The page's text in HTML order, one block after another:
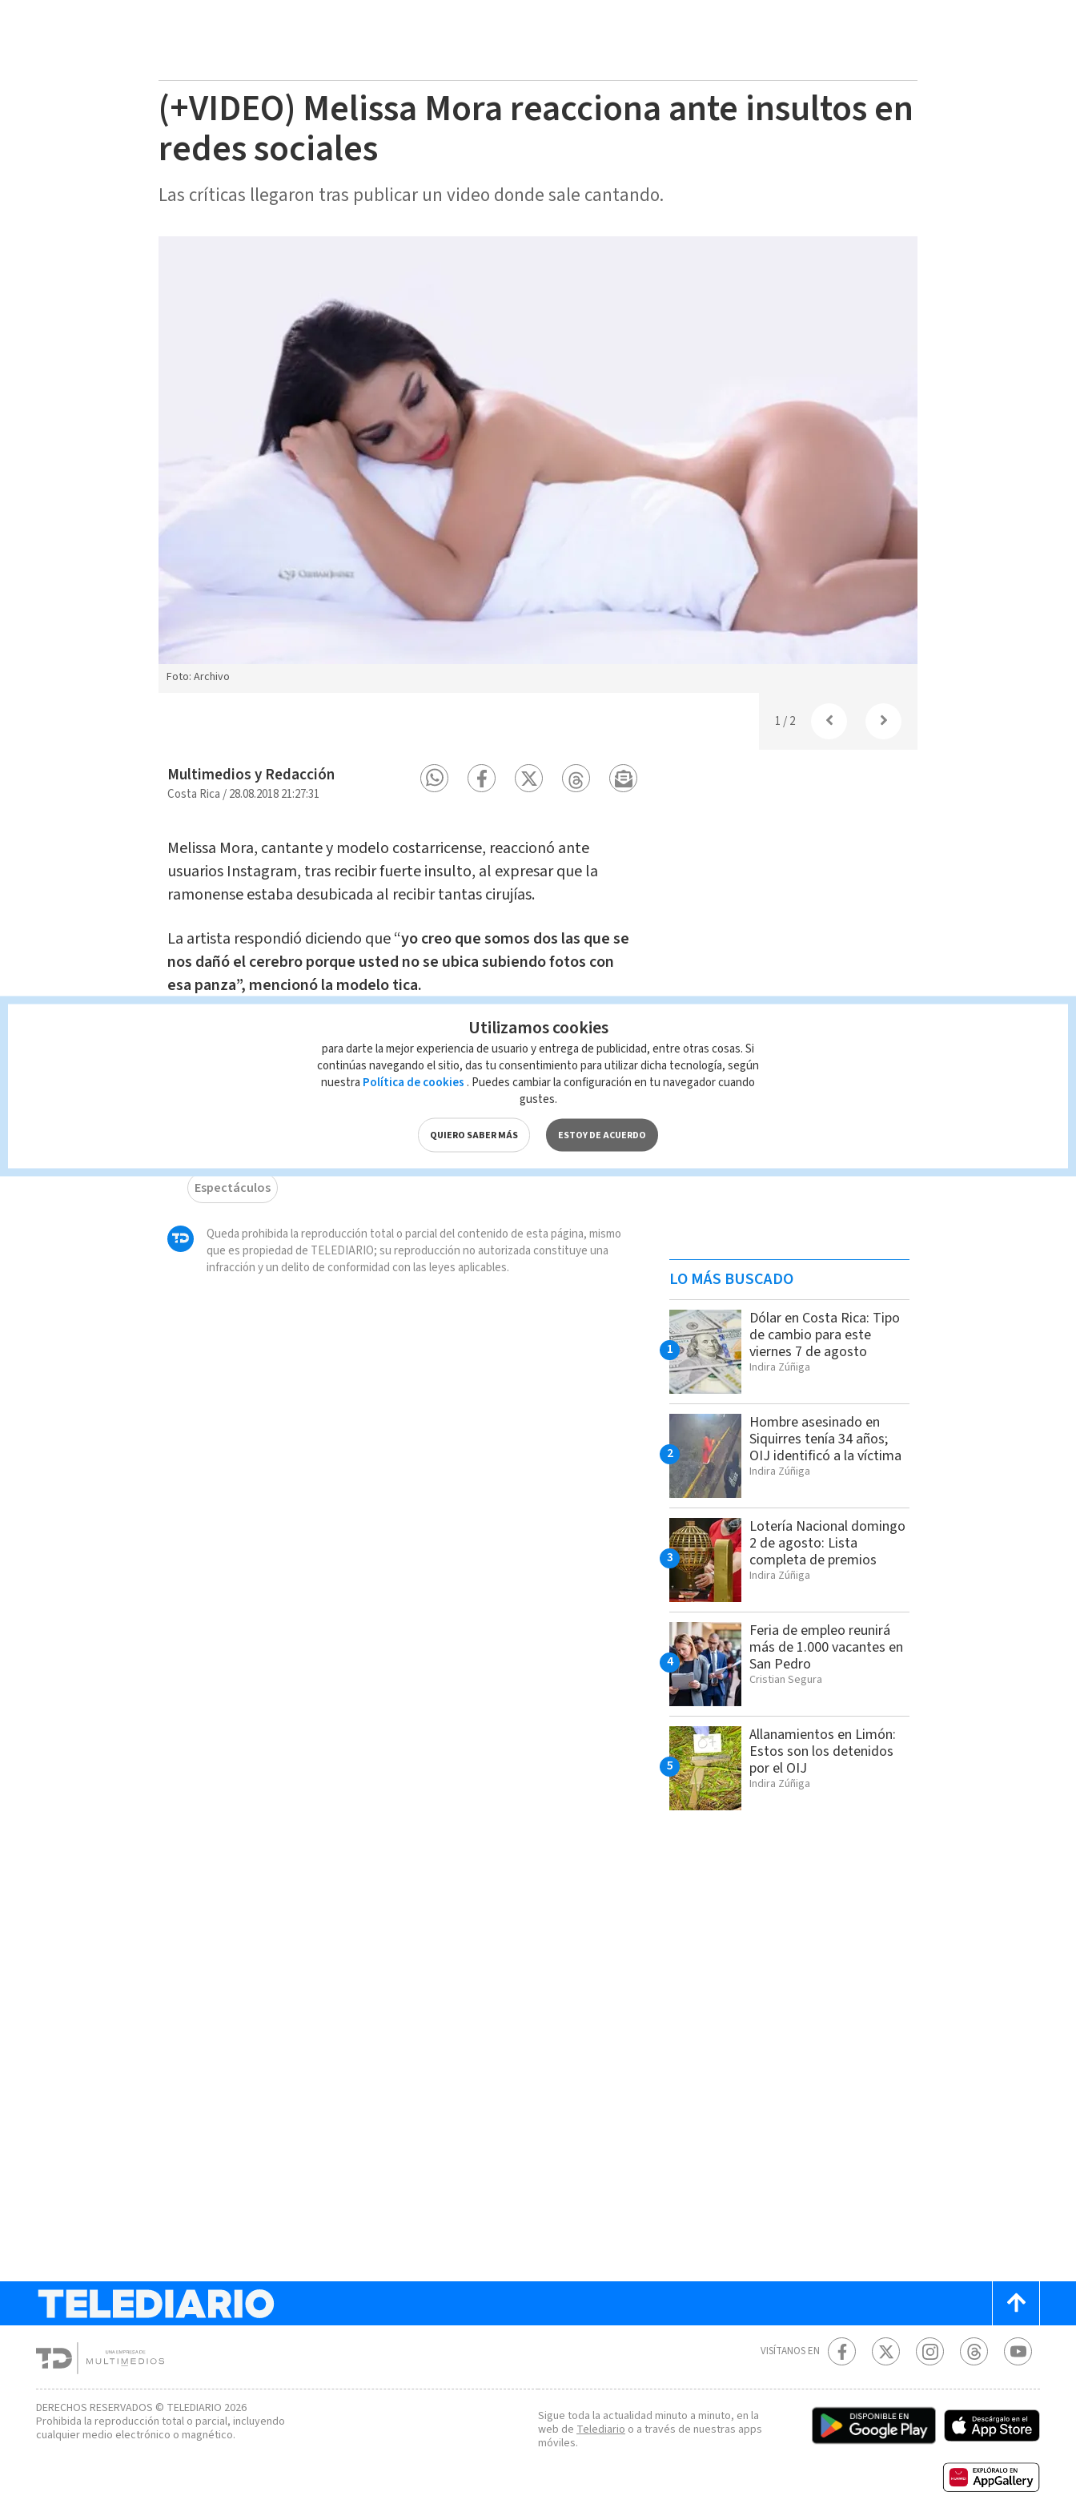
(+VIDEO) Melissa Mora reacciona ante insultos en
redes sociales
Las críticas llegaron tras publicar un video donde sale cantando.
Foto: Archivo
1 /2
Multimedios y Redacción
Costa Rica/28.08.2018 21:27:31
Melissa Mora, cantante y modelo costarricense, reaccionó ante
usuarios Instagram, tras recibir fuerte insulto, al expresar que la
ramonense estaba desubicada al recibir tantas cirujías.
La artista respondió diciendo que “yo creo que somos dos las que se
nos dañó el cerebro porque usted no se ubica subiendo fotos con
esa panza”, mencionó la modelo tica.
(+VIDEO) Melissa Mora sorprendió en las
redes con este tema
Espectáculos
Queda prohibida la reproducción total o parcial del contenido de esta página, mismo
que es propiedad de TELEDIARIO; su reproducción no autorizada constituye una
infracción y un delito de conformidad con las leyes aplicables.
LO MÁS BUSCADO
Dólar en Costa Rica: Tipo
de cambio para este
viernes 7 de agosto
Indira Zúñiga
Hombre asesinado en
Siquirres tenía 34 años;
OIJ identificó a la víctima
Indira Zúñiga
Lotería Nacional domingo
2 de agosto: Lista
completa de premios
Indira Zúñiga
Feria de empleo reunirá
más de 1.000 vacantes en
San Pedro
Cristian Segura
Allanamientos en Limón:
Estos son los detenidos
por el OIJ
Indira Zúñiga
DERECHOS RESERVADOS © TELEDIARIO 2026
Prohibida la reproducción total o parcial, incluyendo
cualquier medio electrónico o magnético.
VISÍTANOS EN
Sigue toda la actualidad minuto a minuto, en la
web de Telediario o a través de nuestras apps
móviles.
Utilizamos cookies
para darte la mejor experiencia de usuario y entrega de publicidad, entre otras cosas. Si
continúas navegando el sitio, das tu consentimiento para utilizar dicha tecnología, según
nuestra Política de cookies . Puedes cambiar la configuración en tu navegador cuando
gustes.
QUIERO SABER MÁS ESTOY DE ACUERDO